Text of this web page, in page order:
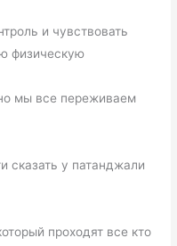
и чувствовать
физическую
мы все переживаем
сказать у патанджали
проходят все кто